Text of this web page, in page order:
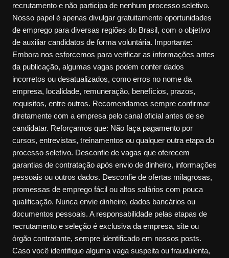
recrutamento e não participa de nenhum processo seletivo.
Nosso papel é apenas divulgar gratuitamente oportunidades
de emprego para diversas regiões do Brasil, com o objetivo
de auxiliar candidatos de forma voluntária. Importante:
Embora nos esforcemos para verificar as informações antes
da publicação, algumas vagas podem conter dados
incorretos ou desatualizados, como erros no nome da
empresa, localidade, remuneração, benefícios, prazos,
requisitos, entre outros. Recomendamos sempre confirmar
diretamente com a empresa pelo canal oficial antes de se
candidatar. Reforçamos que: Não faça pagamento por
cursos, entrevistas, treinamentos ou qualquer outra etapa do
processo seletivo. Desconfie de vagas que oferecem
garantias de contratação após envio de dinheiro, informações
pessoais ou outros dados. Desconfie de ofertas milagrosas,
promessas de emprego fácil ou altos salários com pouca
qualificação. Nunca envie dinheiro, dados bancários ou
documentos pessoais. A responsabilidade pelas etapas de
recrutamento e seleção é exclusiva da empresa, site ou
órgão contratante, sempre identificado em nossos posts.
Caso você identifique alguma vaga suspeita ou fraudulenta,